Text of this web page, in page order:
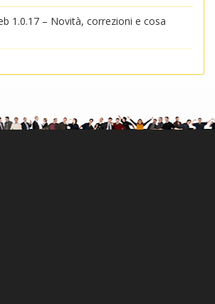
1.0.17 – Novità, correzioni e cosa